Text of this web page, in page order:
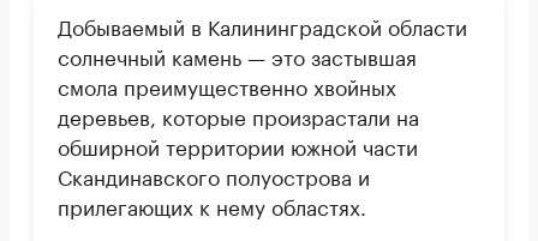
Добываемый в Калининградской области
солнечный камень — это застывшая
смола преимущественно хвойных
деревьев, которые произрастали на
обширной территории южной части
Скандинавского полуострова и
прилегающих к нему областях.